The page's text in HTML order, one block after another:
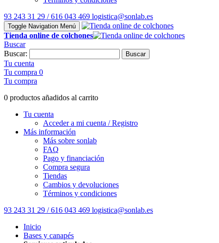
93 243 31 29 / 616 043 469 logistica@sonlab.es
Toggle Navigation Menú
Tienda online de colchones
Buscar
Buscar:
Buscar
Tu cuenta
Tu compra 0
Tu compra
0 productos añadidos al carrito
Tu cuenta
Acceder a mi cuenta / Registro
Más información
Más sobre sonlab
FAQ
Pago y financiación
Compra segura
Tiendas
Cambios y devoluciones
Términos y condiciones
93 243 31 29 / 616 043 469 logistica@sonlab.es
Inicio
Bases y canapés